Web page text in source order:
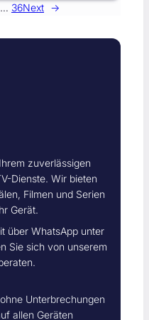
… 36Next →
zuverlässigen
Dienste. Wir bieten
Filmen und Serien
Gerät.
über WhatsApp unter
Sie sich von unserem
Unterbrechungen
allen Geräten